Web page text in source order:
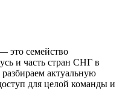
это семейство
и часть стран СНГ в
актуальную
для целой команды и